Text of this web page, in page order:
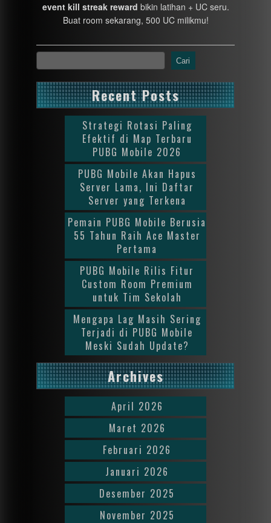
event kill streak reward bikin latihan + UC seru.
Buat room sekarang, 500 UC milikmu!
Cari
Recent Posts
Strategi Rotasi Paling
Efektif di Map Terbaru
PUBG Mobile 2026
PUBG Mobile Akan Hapus
Server Lama, Ini Daftar
Server yang Terkena
Pemain PUBG Mobile Berusia
55 Tahun Raih Ace Master
Pertama
PUBG Mobile Rilis Fitur
Custom Room Premium
untuk Tim Sekolah
Mengapa Lag Masih Sering
Terjadi di PUBG Mobile
Meski Sudah Update?
Archives
April 2026
Maret 2026
Februari 2026
Januari 2026
Desember 2025
November 2025